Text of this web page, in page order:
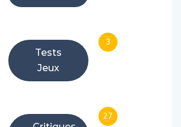
Tests
Jeux
3
27